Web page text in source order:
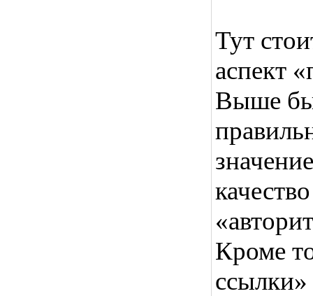
Тут
аспект
Выше
Кроме
ссылки»